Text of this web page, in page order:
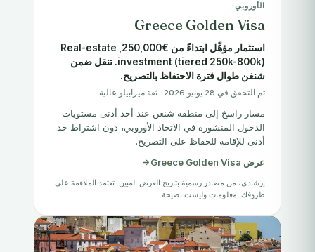
الأوروبي:
Greece Golden Visa
استثمار مؤهِّل ابتداءً من €250,000, Real-estate
investment (tiered 250k-800k). تنقل ضمن
شنغن طوال فترة الاحتفاظ بالتصريح.
تم التحقق في 28 يونيو 2026 · ثقة ميرابيلو عالية
مسار راسخ إلى منطقة شنغن عند أحد أدنى مستويات
الدخول المنشورة في الاتحاد الأوروبي، دون اشتراط حد
أدنى للإقامة للحفاظ على التصريح.
عرض Greece Golden Visa
إرشادي، من مصادر رسمية بتاريخ العرض المبين. تعتمد الملاءمة على
ظروفك. معلومات وليست نصيحة.